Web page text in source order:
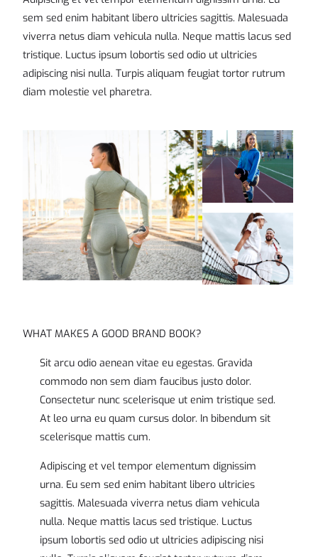
sem sed enim habitant libero ultricies sagittis. Malesuada
viverra netus diam vehicula nulla. Neque mattis lacus sed
tristique. Luctus ipsum lobortis sed odio ut ultricies
adipiscing nisi nulla. Turpis aliquam feugiat tortor rutrum
diam molestie vel pharetra.
WHAT MAKES A GOOD BRAND BOOK?
Sit arcu odio aenean vitae eu egestas. Gravida
commodo non sem diam faucibus justo dolor.
Consectetur nunc scelerisque ut enim tristique sed.
At leo urna eu quam cursus dolor. In bibendum sit
scelerisque mattis cum.
Adipiscing et vel tempor elementum dignissim
urna. Eu sem sed enim habitant libero ultricies
sagittis. Malesuada viverra netus diam vehicula
nulla. Neque mattis lacus sed tristique. Luctus
ipsum lobortis sed odio ut ultricies adipiscing nisi